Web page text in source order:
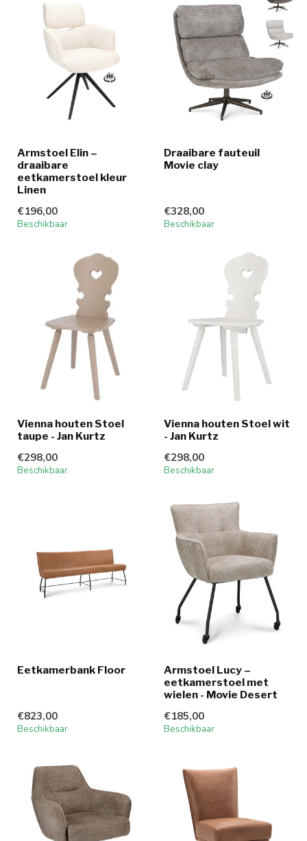
Armstoel Elin –
draaibare
eetkamerstoel kleur
Linen
€196,00
Beschikbaar
Draaibare fauteuil
Movie clay
€328,00
Beschikbaar
Vienna houten Stoel
taupe - Jan Kurtz
€298,00
Beschikbaar
Vienna houten Stoel wit
- Jan Kurtz
€298,00
Beschikbaar
Eetkamerbank Floor
€823,00
Beschikbaar
Armstoel Lucy –
eetkamerstoel met
wielen - Movie Desert
€185,00
Beschikbaar